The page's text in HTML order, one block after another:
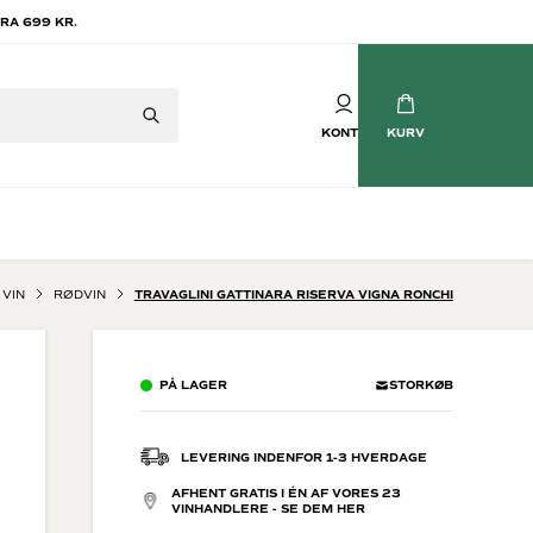
699 KR.
KONTO KURV
Champagne
Crémant
Prosecco
Søde mousserende
VIN RØDVIN TRAVAGLINI GATTINARA RISERVA VIGNA RONCHI
PÅ LAGER STORKØB
LEVERING INDENFOR 1-3 HVERDAGE
AFHENT GRATIS I ÉN AF VORES 23
VINHANDLERE - SE DEM HER